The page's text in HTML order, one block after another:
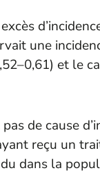
une
et le
de cause
reçu un
dans la